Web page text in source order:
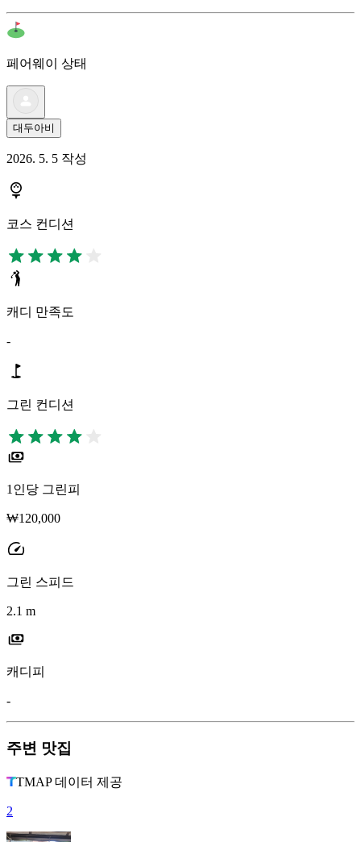
페어웨이 상태
대두아비
2026. 5. 5 작성
코스 컨디션
캐디 만족도
-
그린 컨디션
1인당 그린피
₩120,000
그린 스피드
2.1 m
캐디피
-
주변 맛집
TMAP 데이터 제공
2